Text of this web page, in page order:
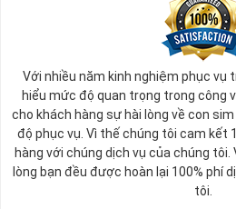
Ý nghĩa sim tứ
Theo quan niệm phong thủy
Số 2 tượng trưng cho sự cân bằng,
trời. Sự cân bằng này giúp cho mọi
nhiều may mắn trong cuộc sống và
Số 2 còn biểu trưng cho lòng tốt, sự
mọi vấn đề. Số 2 giúp cho họ có được
những hướng giải quyết đúng đắn nhắt.
Với nhiều năm kinh nghiệm phục vụ
hiểu mức độ quan trọng trong công
cho khách hàng sự hài lòng về con
độ phục vụ. Vì thế chúng tôi cam kết
hàng với chúng dịch vụ của chúng
lòng bạn đều được hoàn lại 100% phí
tôi.